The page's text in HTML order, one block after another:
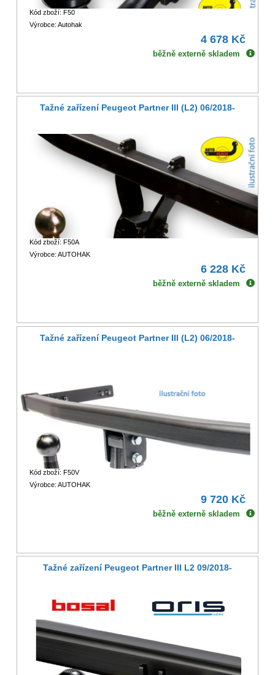
Kód zboží: F50
Výrobce: Autohak
4 678 Kč
běžně externě skladem
Tažné zařízení Peugeot Partner III (L2) 06/2018-
Kód zboží: F50A
Výrobce: AUTOHAK
6 228 Kč
běžně externě skladem
Tažné zařízení Peugeot Partner III (L2) 06/2018-
Kód zboží: F50V
Výrobce: AUTOHAK
9 720 Kč
běžně externě skladem
Tažné zařízení Peugeot Partner III L2 09/2018-